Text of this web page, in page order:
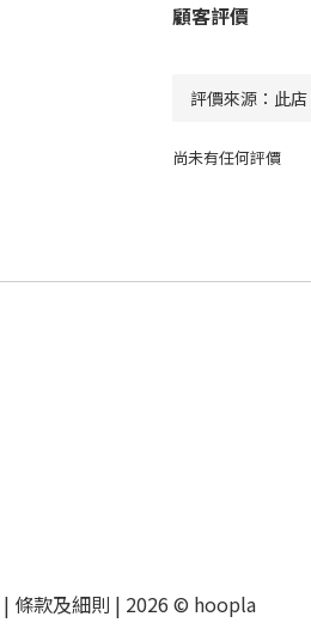
顧客評價
尚未有任何評價
| 條款及細則 | 2026 © hoopla